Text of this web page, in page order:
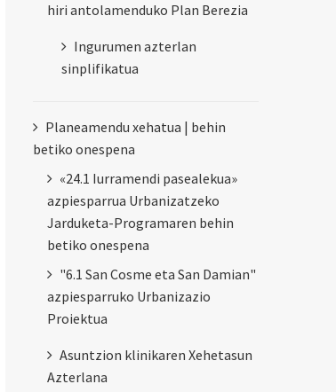
hiri antolamenduko Plan Berezia
Ingurumen azterlan
sinplifikatua
Planeamendu xehatua | behin
betiko onespena
«24.1 Iurramendi pasealekua»
azpiesparrua Urbanizatzeko
Jarduketa-Programaren behin
betiko onespena
"6.1 San Cosme eta San Damian"
azpiesparruko Urbanizazio
Proiektua
Asuntzion klinikaren Xehetasun
Azterlana